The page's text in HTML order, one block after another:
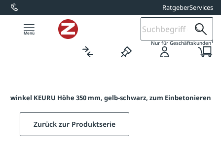
springen RatgeberServices
Nur für Geschäftskunden1
KEURU Höhe 350 mm, gelb-schwarz, zum Einbetonieren
Zurück zur Produktserie